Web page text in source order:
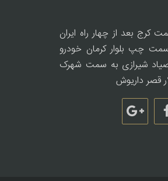
بعد از چهار راه ایران
چپ بلوار کرمان خودرو
شیرازی به سمت شهرک
قصر داریوش